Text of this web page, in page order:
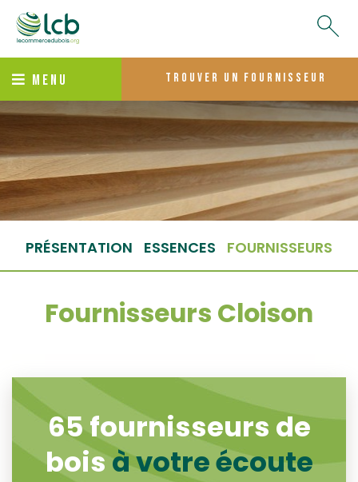
MENU trouver un fournisseur
PRÉSENTATION ESSENCES FOURNISSEURS
Fournisseurs Cloison
65fournisseurs de
boisà votre écoute